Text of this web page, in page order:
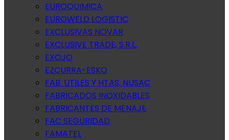
EUROQUIMICA
EUROWELD LOGISTIC
EXCLUSIVAS NOVAR
EXCLUSIVE TRADE, S.R.L.
EXOJO
EZCURRA-ESKO
FAB. UTILES Y HTAS. NUSAC
FABRICADOS INOXIDABLES
FABRICANTES DE MENAJE
FAC SEGURIDAD
FAMATEL